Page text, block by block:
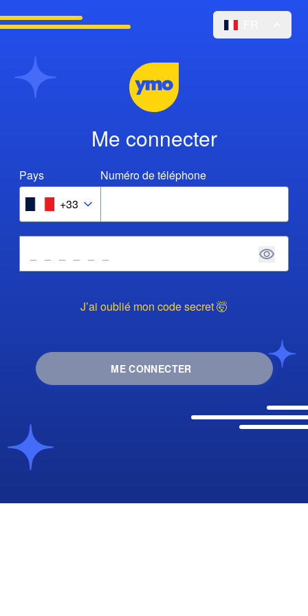
Me connecter
Pays
+33
Numéro de téléphone
J’ai oublié mon code secret 🤯
ME CONNECTER